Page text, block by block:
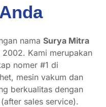
nama Surya Mitra
2002. Kami merupakan
nomer #1 di
mesin vakum dan
berkualitas dengan
sales service).